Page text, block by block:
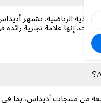
الرياضية. تشتهر
إنها علامة تجارية
من منتجات أديداس، بما في